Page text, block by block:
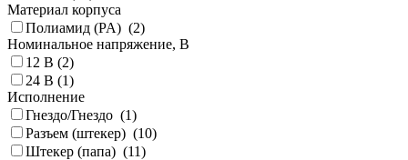
Материал корпуса
Полиамид (PA) (2)
Номинальное напряжение, В
12 В (2)
24 В (1)
Исполнение
Гнездо/Гнездо (1)
Разъем (штекер) (10)
Штекер (папа) (11)